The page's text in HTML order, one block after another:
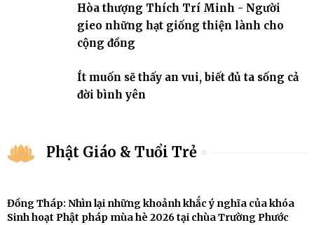
Hòa thượng Thích Trí Minh - Người
gieo những hạt giống thiện lành cho
cộng đồng
Ít muốn sẽ thấy an vui, biết đủ ta sống cả
đời bình yên
Phật Giáo & Tuổi Trẻ
Đồng Tháp: Nhìn lại những khoảnh khắc ý nghĩa của khóa
Sinh hoạt Phật pháp mùa hè 2026 tại chùa Trường Phước